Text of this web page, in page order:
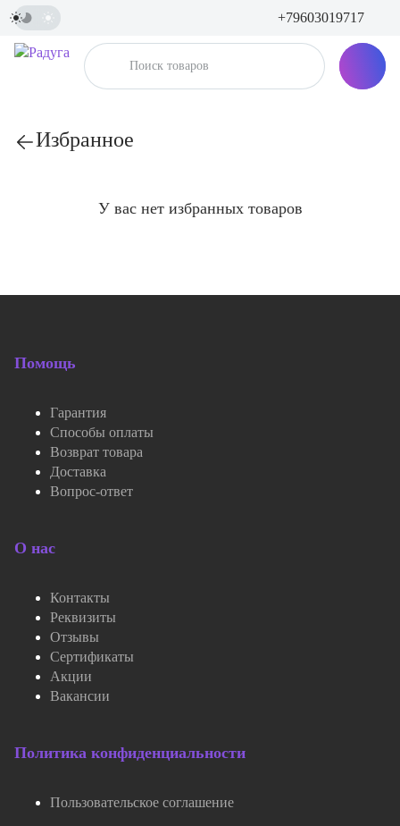
+79603019717
Избранное
У вас нет избранных товаров
Помощь
Гарантия
Способы оплаты
Возврат товара
Доставка
Вопрос-ответ
О нас
Контакты
Реквизиты
Отзывы
Сертификаты
Акции
Вакансии
Политика конфиденциальности
Пользовательское соглашение